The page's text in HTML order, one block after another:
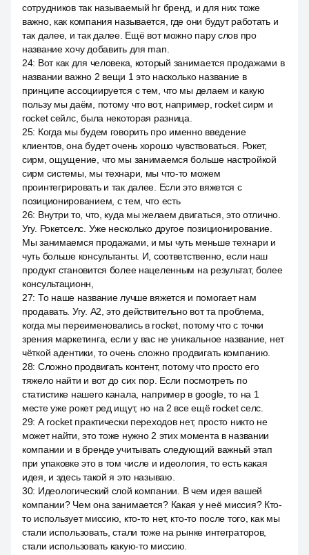
сотрудников так называемый hr бренд, и для них тоже
важно, как компания называется, где они будут работать и
так далее, и так далее. Ещё вот можно пару слов про
название хочу добавить для man.
24: Вот как для человека, который занимается продажами в
названии важно 2 вещи 1 это насколько название в
принципе ассоциируется с тем, что мы делаем и какую
пользу мы даём, потому что вот, например, rocket сирм и
rocket сейлс, была некоторая разница.
25: Когда мы будем говорить про именно введение
клиентов, она будет очень хорошо чувствоваться. Рокет,
сирм, ощущение, что мы занимаемся больше настройкой
сирм системы, мы технари, мы что-то можем
проинтегрировать и так далее. Если это вяжется с
позиционированием, с тем, что есть
26: Внутри то, что, куда мы желаем двигаться, это отлично.
Угу. Рокетселс. Уже несколько другое позиционирование.
Мы занимаемся продажами, и мы чуть меньше технари и
чуть больше консультанты. И, соответственно, если наш
продукт становится более нацеленным на результат, более
консультационн,
27: То наше название лучше вяжется и помогает нам
продавать. Угу. A2, это действительно вот та проблема,
когда мы переименовались в rocket, потому что с точки
зрения маркетинга, если у вас не уникальное название, нет
чёткой адентики, то очень сложно продвигать компанию.
28: Сложно продвигать контент, потому что просто его
тяжело найти и вот до сих пор. Если посмотреть по
статистике нашего канала, например в google, то на 1
месте уже рокет ред ищут, но на 2 все ещё rocket селс.
29: А rocket практически переходов нет, просто никто не
может найти, это тоже нужно 2 этих момента в названии
компании и в бренде учитывать следующий важный этап
при упаковке это в том числе и идеология, то есть какая
идея, и здесь такой я это называю.
30: Идеологический слой компании. В чем идея вашей
компании? Чем она занимается? Какая у неё миссия? Кто-
то использует миссию, кто-то нет, кто-то после того, как мы
стали использовать, стали тоже на рынке интеграторов,
стали использовать какую-то миссию.